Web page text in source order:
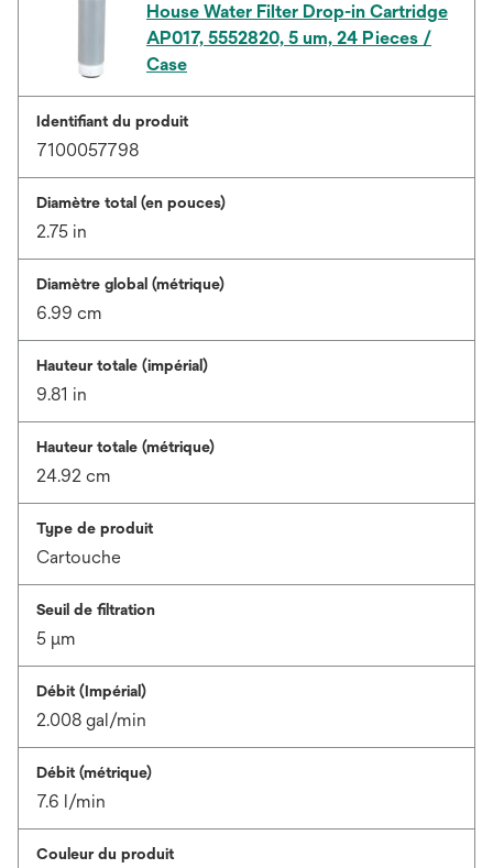
House Water Filter Drop-in Cartridge
AP017, 5552820, 5 um, 24 Pieces /
Case
Identifiant du produit
7100057798
Diamètre total (en pouces)
2.75 in
Diamètre global (métrique)
6.99 cm
Hauteur totale (impérial)
9.81 in
Hauteur totale (métrique)
24.92 cm
Type de produit
Cartouche
Seuil de filtration
5 μm
Débit (Impérial)
2.008 gal/min
Débit (métrique)
7.6 l/min
Couleur du produit